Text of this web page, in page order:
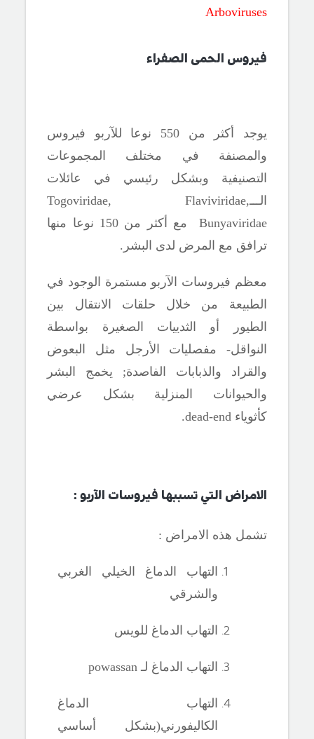
Arboviruses
فيروس الحمى الصفراء
يوجد أكثر من 550 نوعا للآربو فيروس
والمصنفة في مختلف المجموعات
التصنيفية وبشكل رئيسي في عائلات
الـــTogoviridae, Flaviviridae,
Bunyaviridae
مع أكثر من 150 نوعا منها
ترافق مع المرض لدى البشر.
معظم فيروسات الآربو مستمرة الوجود في
الطبيعة من خلال حلقات الانتقال بين
الطيور أو الثدييات الصغيرة بواسطة
النواقل- مفصليات الأرجل مثل البعوض
والقراد والذبابات
الفاصدة; يخمج البشر
والحيوانات المنزلية بشكل عرضي
كأثوياءdead-end.
الامراض التي تسببها فيروسات الآربو :
تشمل هذه الامراض :
التهاب الدماغ الخيلي الغربي
والشرقي
التهاب الدماغ للويس
التهاب الدماغ لـpowassan
التهاب الدماغ
الكاليفورني(بشكل أساسي